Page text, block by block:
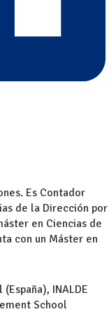
Es Contador
de la Dirección por
en Ciencias de
con un Máster en
INALDE
School